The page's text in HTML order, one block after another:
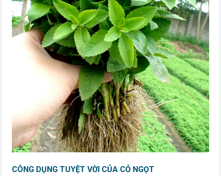
CÔNG DỤNG TUYỆT VỜI CỦA CỎ NGỌT